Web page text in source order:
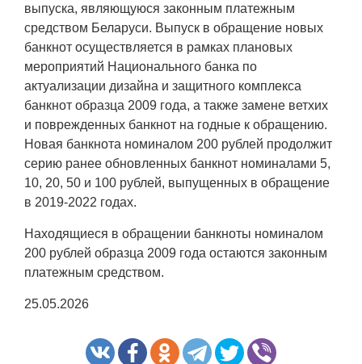
выпуска, являющуюся законным платежным
средством Беларуси. Выпуск в обращение новых
банкнот осуществляется в рамках плановых
мероприятий Национального банка по
актуализации дизайна и защитного комплекса
банкнот образца 2009 года, а также замене ветхих
и поврежденных банкнот на годные к обращению.
Новая банкнота номиналом 200 рублей продолжит
серию ранее обновленных банкнот номиналами 5,
10, 20, 50 и 100 рублей, выпущенных в обращение
в 2019-2022 годах.
Находящиеся в обращении банкноты номиналом
200 рублей образца 2009 года остаются законным
платежным средством.
25.05.2026